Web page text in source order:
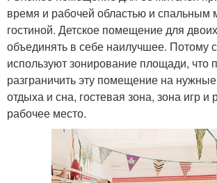
время и рабочей областью и спальным
гостиной. Детское помещение для
объединять в себе наилучшее. Потому
используют зонирование площади, что
разграничить эту помещение на
отдыха и сна, гостевая зона, зона игр и
рабочее место.